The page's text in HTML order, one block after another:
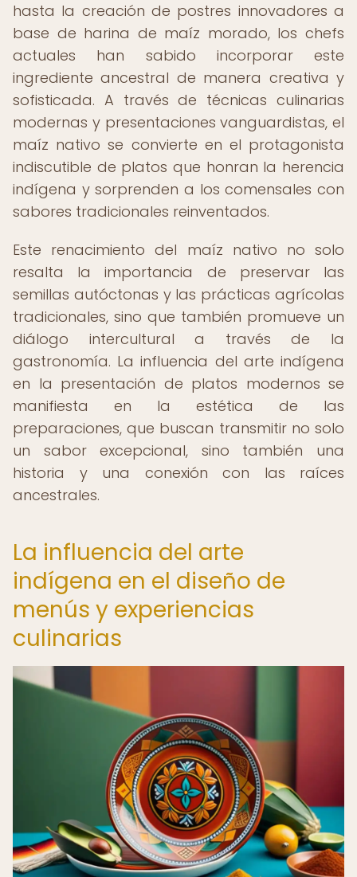
hasta la creación de postres innovadores a
base de harina de maíz morado, los chefs
actuales han sabido incorporar este
ingrediente ancestral de manera creativa y
sofisticada. A través de técnicas culinarias
modernas y presentaciones vanguardistas, el
maíz nativo se convierte en el protagonista
indiscutible de platos que honran la herencia
indígena y sorprenden a los comensales con
sabores tradicionales reinventados.
Este renacimiento del maíz nativo no solo
resalta la importancia de preservar las
semillas autóctonas y las prácticas agrícolas
tradicionales, sino que también promueve un
diálogo intercultural a través de la
gastronomía. La influencia del arte indígena
en la presentación de platos modernos se
manifiesta en la estética de las
preparaciones, que buscan transmitir no solo
un sabor excepcional, sino también una
historia y una conexión con las raíces
ancestrales.
La influencia del arte
indígena en el diseño de
menús y experiencias
culinarias